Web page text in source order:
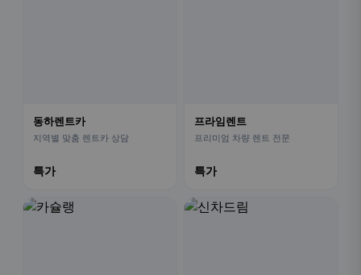
동하렌트카
지역별 맞춤 렌트카 상담
특가
프라임렌트
프리미엄 차량 렌트 전문
특가